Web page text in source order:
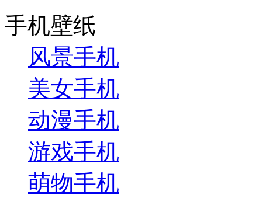
手机壁纸
风景手机
美女手机
动漫手机
游戏手机
萌物手机